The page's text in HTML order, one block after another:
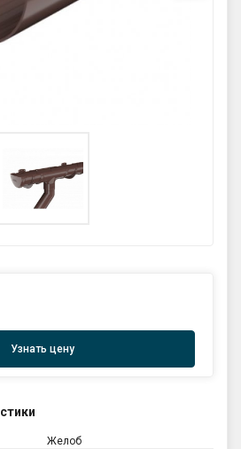
координаты проезда к
Желоб
Узнать цену